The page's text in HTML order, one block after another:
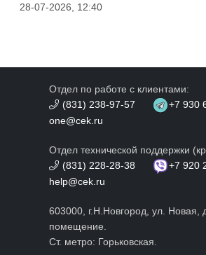
28-07-2026, 12:40
Отдел по работе с клиентами:
(831) 238-97-57
+7 930
one@cek.ru
Отдел технической поддержки
(831) 228-28-38
+7 920
help@cek.ru
603000, г.Н.Новгород, ул. Новая,
помещение.
Ст. метро: Горьковская.